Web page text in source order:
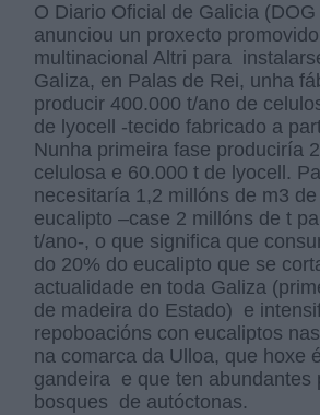
O Diario Oficial de Galicia
anunciou un proxecto
multinacional Altri para
Galiza, en Palas de Rei, unha
producir 400.000 t/ano de
de lyocell -tecido fabricado a
Nunha primeira fase produciría
celulosa e 60.000 t de lyocell.
necesitaría 1,2 millóns de m3
eucalipto –case 2 millóns de t
t/ano-, o que significa que
do 20% do eucalipto que se
actualidade en toda Galiza
de madeira do Estado) e
repoboacións con eucaliptos
na comarca da Ulloa, que hoxe
gandeira e que ten abundantes
bosques de autóctonas.